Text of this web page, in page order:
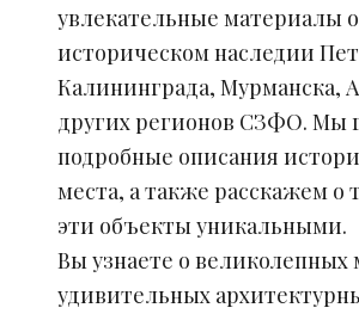
увлекательные материалы
историческом наследии
Калининграда, Мурманска,
других регионов СЗФО. Мы
подробные описания
места, а также расскажем о
эти объекты уникальными.
Вы узнаете о великолепных
удивительных